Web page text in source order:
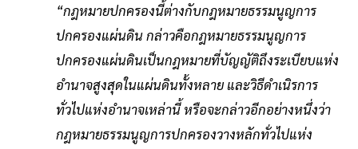
“กฎหมายปกครองนี้ต่างกับกฎหมายธรรมนูญการ
ปกครองแผ่นดิน กล่าวคือกฎหมายธรรมนูญการ
ปกครองแผ่นดินเป็นกฎหมายที่บัญญัติถึงระเบียบแห่ง
อำนาจสูงสุดในแผ่นดินทั้งหลาย และวิธีดำเนิรการ
ทั่วไปแห่งอำนาจเหล่านี้ หรือจะกล่าวอีกอย่างหนึ่งว่า
กฎหมายธรรมนูญการปกครองวางหลักทั่วไปแห่ง